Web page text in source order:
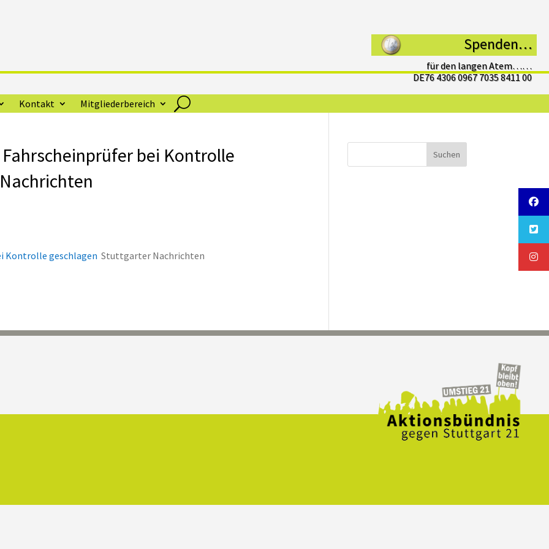
Spenden…
für den langen Atem……
DE76 4306 0967 7035 8411 00
Kontakt Mitgliederbereich
bei Kontrolle
Kontrolle geschlagen Stuttgarter Nachrichten
Suchen